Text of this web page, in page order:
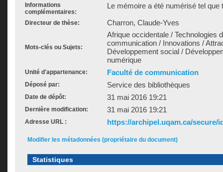
Informations
complémentaires:
Le mémoire a été numérisé tel que
Directeur de thèse: Charron, Claude-Yves
Mots-clés ou Sujets:
Afrique occidentale / Technologies
communication / Innovations /
Développement social /
numérique
Unité d'appartenance: Faculté de communication
Déposé par: Service des bibliothèques
Date de dépôt: 31 mai 2016 19:21
Dernière modification: 31 mai 2016 19:21
Adresse URL : https://archipel.uqam.ca/secure/
Modifier les métadonnées (propriétaire du document)
Statistiques